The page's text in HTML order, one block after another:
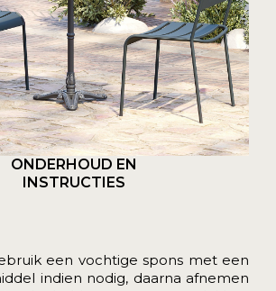
ONDERHOUD EN
INSTRUCTIES
een vochtige spons met een
indien nodig, daarna afnemen